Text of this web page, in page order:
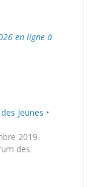
en ligne à
Jeunes •
2019
des